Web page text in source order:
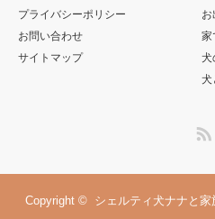
プライバシーポリシー
お問い合わせ
サイトマップ
お
家
犬
犬
Copyright © シェルティ犬ナナと